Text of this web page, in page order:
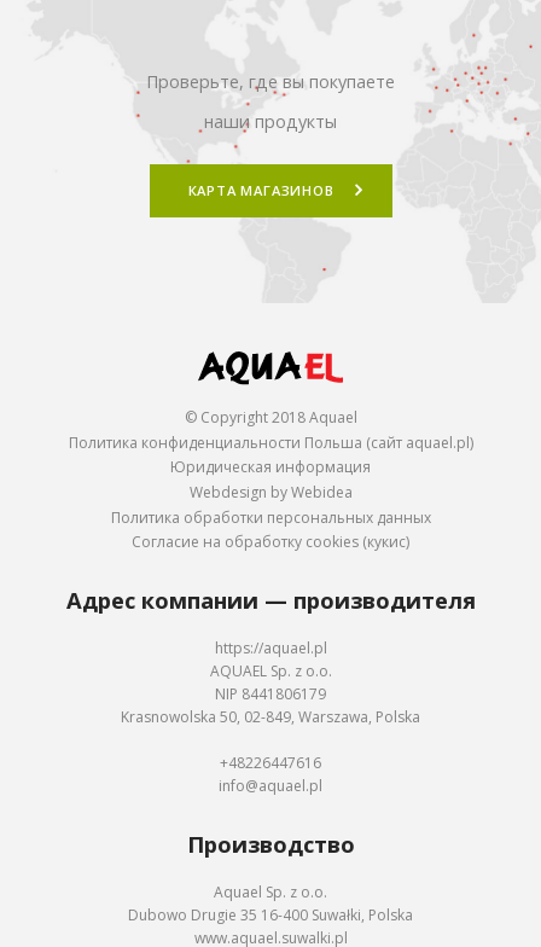
Проверьте, где вы покупаете
наши продукты
КАРТА МАГАЗИНОВ
© Copyright 2018 Aquael
Политика конфиденциальности Польша (сайт aquael.pl)
Юридическая информация
Webdesign by Webidea
Политика обработки персональных данных
Согласие на обработку cookies (кукис)
Адрес компании — производителя
https://aquael.pl
AQUAEL Sp. z o.o.
NIP 8441806179
Krasnowolska 50, 02-849, Warszawa, Polska
+48226447616
info@aquael.pl
Производство
Aquael Sp. z o.o.
Dubowo Drugie 35 16-400 Suwałki, Polska
www.aquael.suwalki.pl